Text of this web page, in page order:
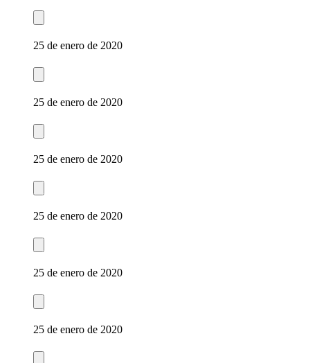
25 de enero de 2020
25 de enero de 2020
25 de enero de 2020
25 de enero de 2020
25 de enero de 2020
25 de enero de 2020